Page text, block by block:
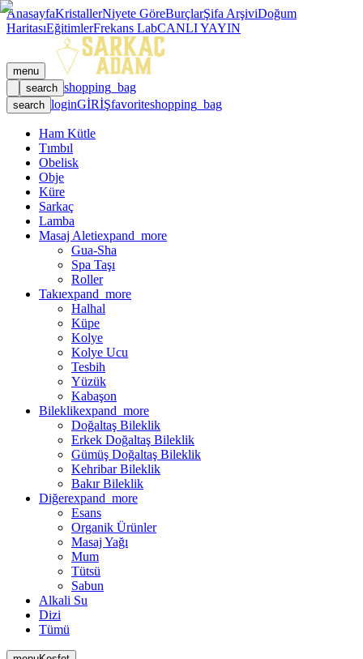
AnasayfaKristallerNiyete GöreBurçlarŞifa ArşiviDoğum
HaritasıEğitimlerFrekans LabCANLI YAYIN
menu
search shopping_bag
search loginGİRİŞfavoriteshopping_bag
Ham Kütle
Tımbıl
Obelisk
Obje
Küre
Sarkaç
Lamba
Masaj Aletiexpand_more
Gua-Sha
Spa Taşı
Roller
Takıexpand_more
Halhal
Küpe
Kolye
Kolye Ucu
Tesbih
Yüzük
Kabaşon
Bileklikexpand_more
Doğaltaş Bileklik
Erkek Doğaltaş Bileklik
Gümüş Doğaltaş Bileklik
Kehribar Bileklik
Bakır Bileklik
Diğerexpand_more
Esans
Organik Ürünler
Masaj Yağı
Mum
Tütsü
Sabun
Alkali Su
Dizi
Tümü